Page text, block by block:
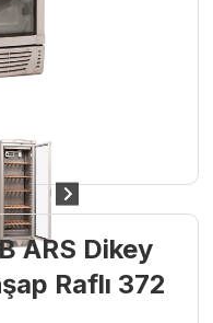
ARS Dikey
Raflı 372